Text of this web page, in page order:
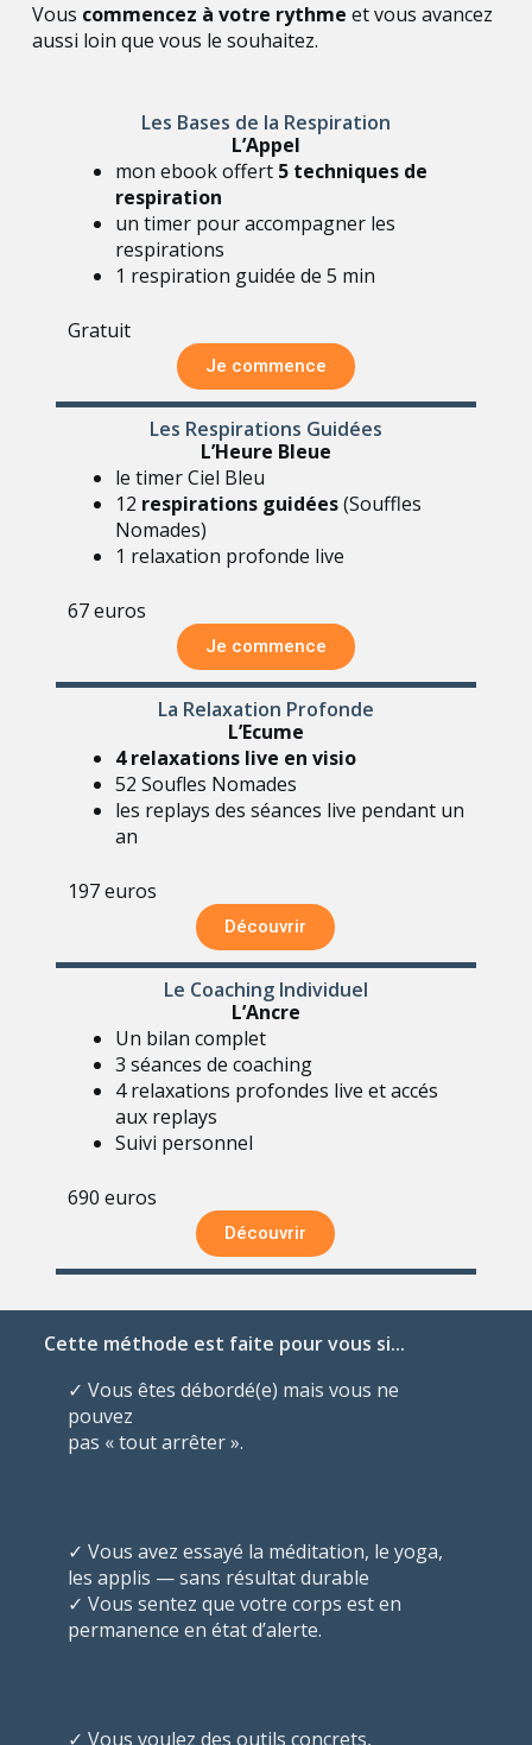
Vous commencez à votre rythme et vous avancez
aussi loin que vous le souhaitez.
Les Bases de la Respiration
L’Appel
mon ebook offert 5 techniques de
respiration
un timer pour accompagner les
respirations
1 respiration guidée de 5 min
Gratuit
Je commence
Les Respirations Guidées
L’Heure Bleue
le timer Ciel Bleu
12 respirations guidées(Souffles
Nomades)
1 relaxation profonde live
67 euros
Je commence
La Relaxation Profonde
L’Ecume
4 relaxations live en visio
52 Soufles Nomades
les replays des séances live pendant un
an
197 euros
Découvrir
Le Coaching Individuel
L’Ancre
Un bilan complet
3 séances de coaching
4 relaxations profondes live et accés
aux replays
Suivi personnel
690 euros
Découvrir
Cette méthode est faite pour vous si...
✓ Vous êtes débordé(e) mais vous ne
pouvez
pas « tout arrêter ».
✓ Vous avez essayé la méditation, le yoga,
les applis — sans résultat durable
✓ Vous sentez que votre corps est en
permanence en état d’alerte.
✓ Vous voulez des outils concrets,